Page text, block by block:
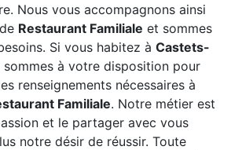
Nous vous accompagnons ainsi
Restaurant Familiale et sommes
Si vous habitez à Castets-
sommes à votre disposition pour
renseignements nécessaires à
Familiale. Notre métier est
et le partager avec vous
notre désir de réussir. Toute